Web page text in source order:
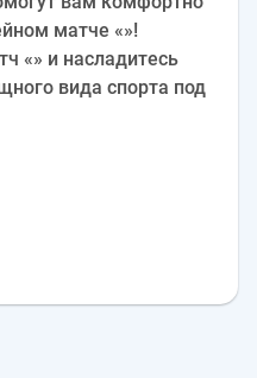
матче «»!
«» и насладитесь
вида спорта под